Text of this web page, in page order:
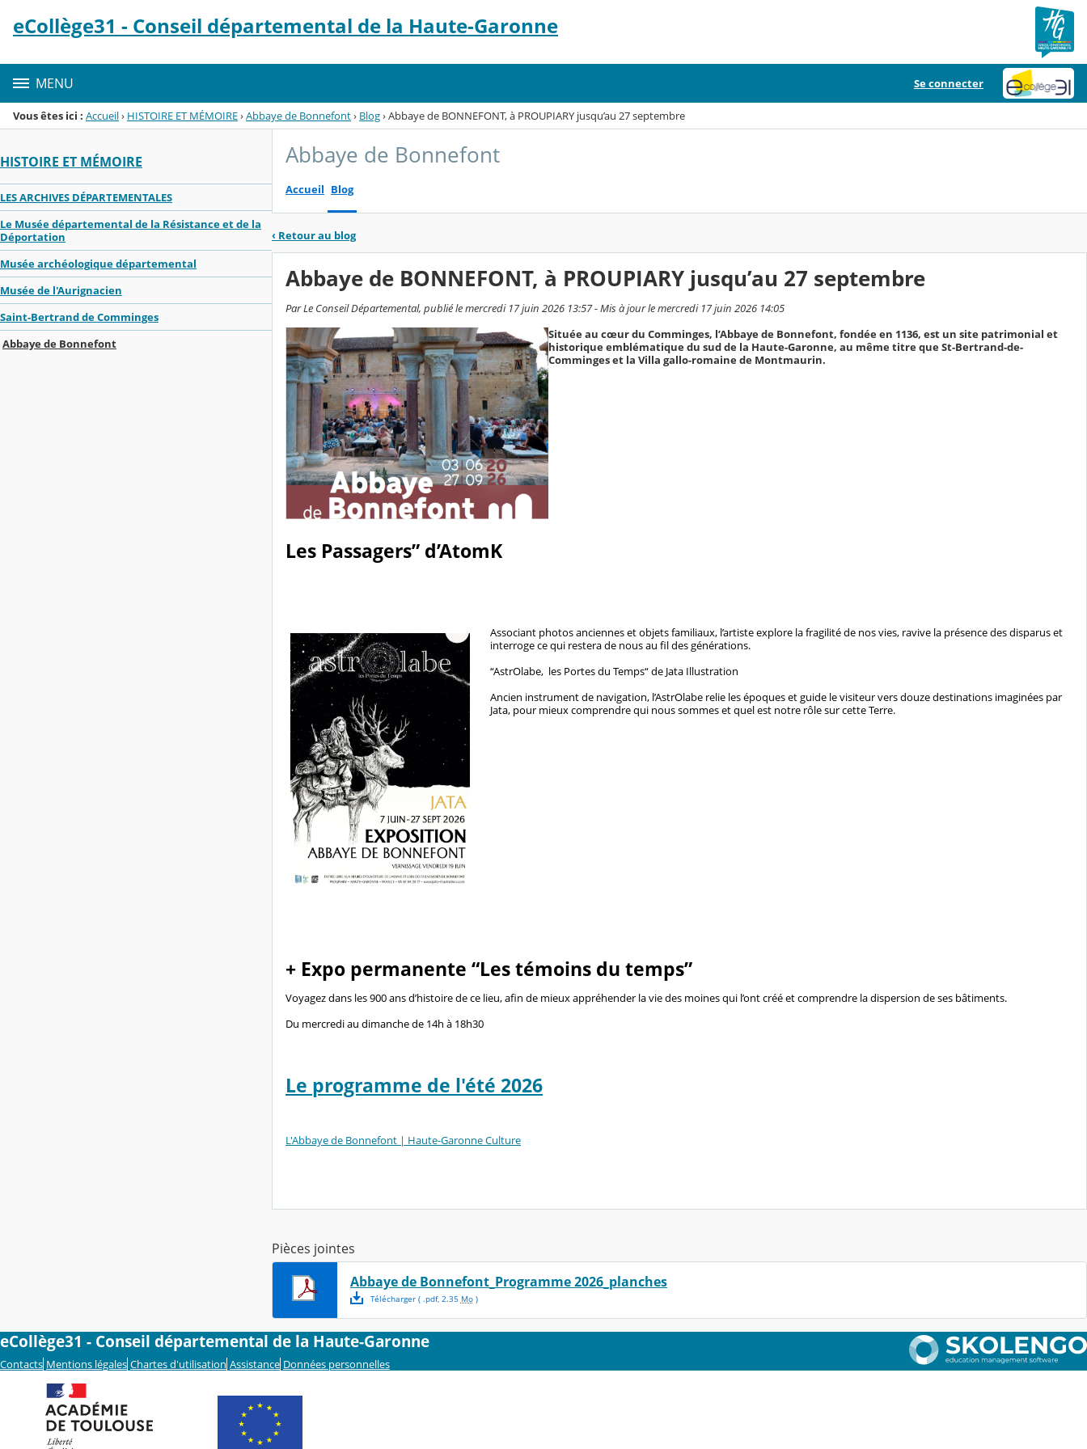
Menu de la rubrique
Contenu
eCollège31 - Conseil départemental de la Haute-Garonne
MENU Se connecter
Vous êtes ici : Accueil› HISTOIRE ET MÉMOIRE›Abbaye de Bonnefont› Blog›Abbaye de BONNEFONT, à PROUPIARY jusqu’au 27 septembre
HISTOIRE ET MÉMOIRE
LES ARCHIVES DÉPARTEMENTALES
Le Musée départemental de la Résistance et de la
Déportation
Musée archéologique départemental
Musée de l'Aurignacien
Saint-Bertrand de Comminges
Abbaye de Bonnefont
Abbaye de Bonnefont
Accueil Blog
‹ Retour au blog
Abbaye de BONNEFONT, à PROUPIARY jusqu’au 27 septembre
Par Le Conseil Départemental, publié le mercredi 17 juin 2026 13:57 - Mis à jour le mercredi 17 juin 2026 14:05
Située au cœur du Comminges, l’Abbaye de Bonnefont, fondée en 1136, est un site patrimonial et
historique emblématique du sud de la Haute-Garonne, au même titre que St-Bertrand-de-
Comminges et la Villa gallo-romaine de Montmaurin.
Les Passagers” d’AtomK
Associant photos anciennes et objets familiaux, l’artiste explore la fragilité de nos vies, ravive la présence des disparus et
interroge ce qui restera de nous au fil des générations.
“AstrOlabe, les Portes du Temps“ de Jata Illustration
Ancien instrument de navigation, l’AstrOlabe relie les époques et guide le visiteur vers douze destinations imaginées par
Jata, pour mieux comprendre qui nous sommes et quel est notre rôle sur cette Terre.
+ Expo permanente “Les témoins du temps”
Voyagez dans les 900 ans d’histoire de ce lieu, afin de mieux appréhender la vie des moines qui l’ont créé et comprendre la dispersion de ses bâtiments.
Du mercredi au dimanche de 14h à 18h30
Le programme de l'été 2026
L'Abbaye de Bonnefont | Haute-Garonne Culture
Pièces jointes
Abbaye de Bonnefont_Programme 2026_planches
Télécharger( .pdf, 2.35 Mo)
eCollège31 - Conseil départemental de la Haute-Garonne
Contacts Mentions légales Chartes d'utilisation Assistance Données personnelles